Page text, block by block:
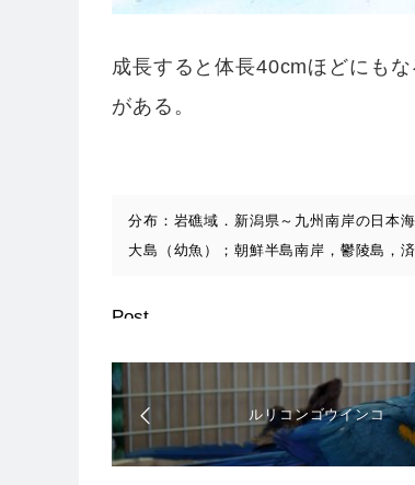
成長すると体長40cmほどにも
がある。
分布：岩礁域．新潟県～九州南岸の日本
大島（幼魚）；朝鮮半島南岸，鬱陵島，
Post
ルリコンゴウインコ